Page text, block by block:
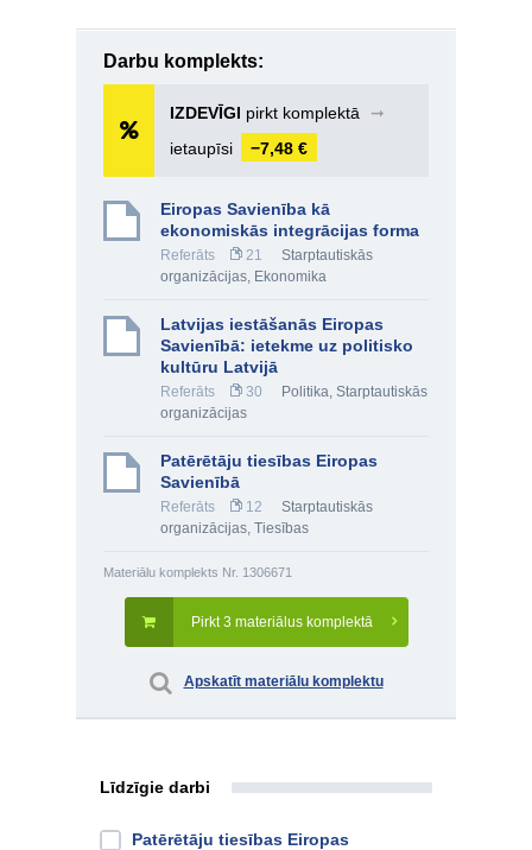
Darbu komplekts:
IZDEVĪGI pirkt komplektā
➞
ietaupīsi
−7,48 €
Eiropas Savienība kā
ekonomiskās integrācijas forma
Referāts 21
Starptautiskās
organizācijas, Ekonomika
Latvijas iestāšanās Eiropas
Savienībā: ietekme uz politisko
kultūru Latvijā
Referāts 30 Politika, Starptautiskās
organizācijas
Patērētāju tiesības Eiropas
Savienībā
Referāts 12
Starptautiskās
organizācijas, Tiesības
Materiālu komplekts Nr. 1306671
Pirkt 3 materiālus komplektā
Apskatīt materiālu komplektu
Līdzīgie darbi
Patērētāju tiesības Eiropas